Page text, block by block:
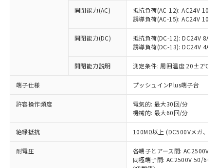
開閉能力(AC)
抵抗負荷(AC-12): AC24V 10A/
誘導負荷(AC-15): AC24V
開閉能力(DC)
抵抗負荷(DC-12): DC24V 8A/
誘導負荷(DC-13): DC24V 4A/
開閉能力説明 測定条件: 周囲温度 20±2℃、
端子仕様 プッシュインPlus端子台
許容操作頻度
電気的: 最大30回/分
機械的: 最大60回/分
絶縁抵抗 100MΩ以上 (DC500Vメガ、点
耐電圧
各端子とアース間: AC2500V
同極端子間: AC2500V 50/
以下の条件をお読みいただき、同意のうえ
本サービスは、当社制御機器事業取扱
商品の当社在庫状況および標準価格
(税抜)を提供させていただくもので
当社制御機器事業取扱商品の中には、
ことをご了承ください。
在庫状況および標準価格照会結果は、
記載している更新日時点での社内デー
タに基づき作成されるものであり、閲
覧された時点での実際の在庫および標
準価格とは異なる場合があることをご
対応予定なし：EU RoHS指令（10物質）の
非含有に非対応の商品で、対応品を出す予
調査・確認中：EU RoHS指令（10物質）の
非含有の対応状況を調査中または確認中の
非該当品：ライセンス料など無形物で、有
害物質有無と関係のない商品です。
仕入先様の事情により、非含有部品として
いたものが、含有品と判明した場合などや
むを得ず変更することがあります。
*EU RoHS指令（10物質）：
鉛(Pb) 1000ppm以下、 水銀(Hg) 1000ppm以下、 カド
六価クロム(Cr(Ⅵ)) 1000ppm以下、ポリ臭化ビフェニル
類(PBB) 1000ppm以下、ポリ臭化ジフェニルエーテル類
「○」：最大均質材料含有率が中国RoHSの
基準値以下であることを示します。
「×」：最大均質材料含有率が中国RoHSの
基準値を超えていることを示します。
「－」：未確認です。当社販売部門へお問
*中国RoHS10物質の基準値 (GB/T26572)：
Pb(鉛) :1000ppm、 Hg(水銀) : 1000ppm、 Cd(カドミウ
Cr(Ⅵ)(六価クロム) : 1000ppm、 PBBs(ポリ臭化ビフェ
当社は、これら貴社製品のうち、外国
為替および外国貿易法に定める商品
または国外への提供する場合は、日本
国政府の輸出許可(または役務取引許
可)を取得するなどの必要な手続きを